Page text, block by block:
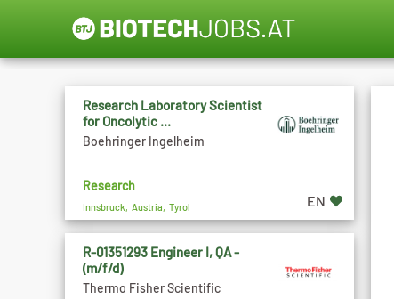
Research Laboratory Scientist
for Oncolytic ...
Boehringer Ingelheim
Research
Innsbruck, Austria, Tyrol EN
R-01351293 Engineer I, QA -
(m/f/d)
Thermo Fisher Scientific